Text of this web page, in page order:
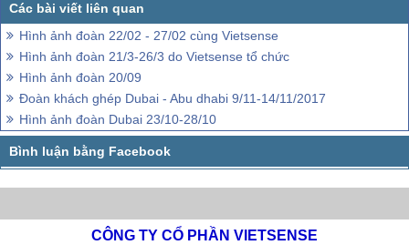
Hình ảnh đoàn 22/02 - 27/02 cùng Vietsense
Hình ảnh đoàn 21/3-26/3 do Vietsense tổ chức
Hình ảnh đoàn 20/09
Đoàn khách ghép Dubai - Abu dhabi 9/11-14/11/2017
Hình ảnh đoàn Dubai 23/10-28/10
CÔNG TY CỔ PHẦN VIETSENSE